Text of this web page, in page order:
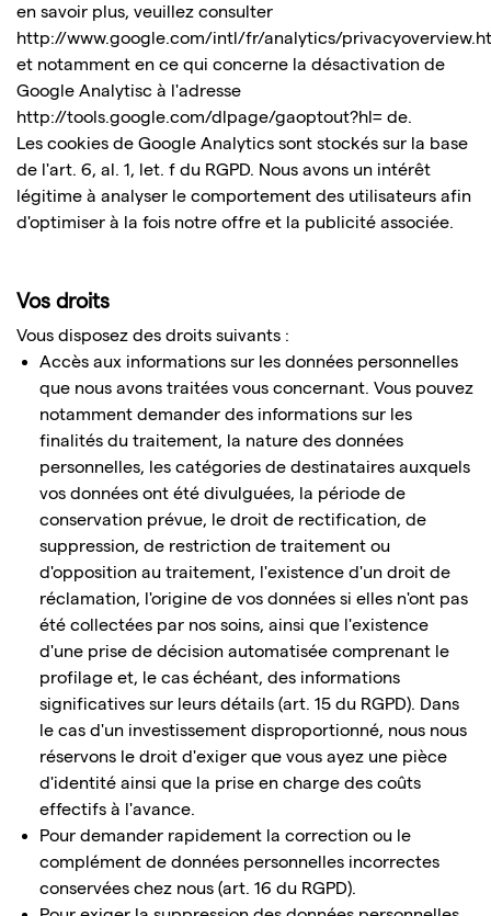
en savoir plus, veuillez consulter
http://www.google.com/intl/fr/analytics/
et notamment en ce qui concerne la désactivation de
Google Analytisc à l'adresse
http://tools.google.com/dlpage/gaoptout?hl= de.
Les cookies de Google Analytics sont stockés sur la base
de l'art. 6, al. 1, let. f du RGPD. Nous avons un intérêt
légitime à analyser le comportement des utilisateurs afin
d'optimiser à la fois notre offre et la publicité associée.
Vos droits
Vous disposez des droits suivants :
Accès aux informations sur les données personnelles
que nous avons traitées vous concernant. Vous pouvez
notamment demander des informations sur les
finalités du traitement, la nature des données
personnelles, les catégories de destinataires auxquels
vos données ont été divulguées, la période de
conservation prévue, le droit de rectification, de
suppression, de restriction de traitement ou
d'opposition au traitement, l'existence d'un droit de
réclamation, l'origine de vos données si elles n'ont pas
été collectées par nos soins, ainsi que l'existence
d'une prise de décision automatisée comprenant le
profilage et, le cas échéant, des informations
significatives sur leurs détails (art. 15 du RGPD). Dans
le cas d'un investissement disproportionné, nous nous
réservons le droit d'exiger que vous ayez une pièce
d'identité ainsi que la prise en charge des coûts
effectifs à l'avance.
Pour demander rapidement la correction ou le
complément de données personnelles incorrectes
conservées chez nous (art. 16 du RGPD).